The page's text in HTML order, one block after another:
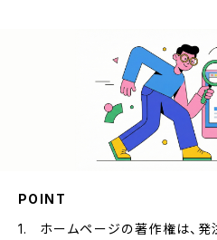
POINT
ホームページの著作権は、発